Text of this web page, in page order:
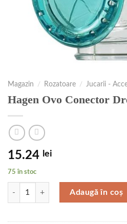
Magazin / Rozatoare / Jucarii -
Hagen Ovo Conector
15.24 lei
75 în stoc
Cantitate Hagen Ovo Conector Drept
Adaugă în coș